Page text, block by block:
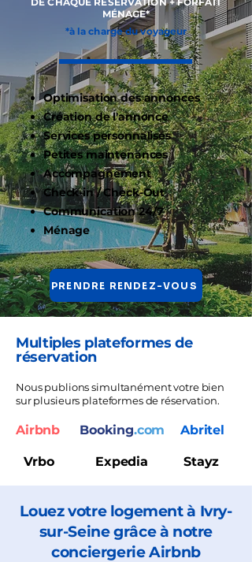
MÉNAGE*
*à la charge du voyageur
Optimisation des annonces​
Création de l'annonce
Services personnalisés
Petites maintenances
Accompagnement
Check-in / Check-Out
Communication 24/7
​Ménage ​​​
PRENDRE RENDEZ-VOUS
Multiples plateformes de
réservation
Nous publions simultanément votre bien
sur plusieurs plateformes de réservation.
Airbnb
Vrbo
Booking.com
Expedia
Abritel
Stayz
Louez votre logement à Ivry-
sur-Seine grâce à notre
conciergerie Airbnb